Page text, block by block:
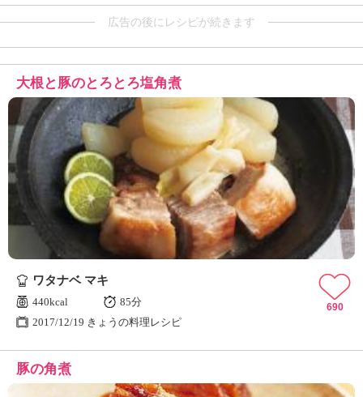
広告の後にレシピが続きます
大根と豚のとろとろ塩角煮
ワタナベ マキ
440kcal
85分
2017/12/19 きょうの料理レシピ
690
豚の角煮